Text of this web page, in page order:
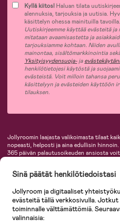
Kyllä kiitos! Haluan tilata
alennuksia, tarjouksia ja uutisia.
käsittelyn ohessa mainituilla tavoilla.
Uutiskirjeemme käyttää evästeitä
mitataan avaamisastetta ja
tarjouksiamme kohtaan. Niiden
mainontaa, sisältömarkkinointia
Yksityisyydensuoja-ja
henkilötietojesi käytöstä ja
evästeistä. Voit milloin tahansa
käsittelyyn ja evästeiden käyttöön
tilauksen.
Jollyroomin laajasta valikoimasta tilaat
nopeasti, helposti ja aina edullisin hinnoin.
365 päivän palautusoikeuden ansiosta
lastentarvikkeita sekä paljon muuta.
KidKraft, Ergobaby, Philips Avent,
Tervetuloa shoppailemaan Pohjoismaiden
verkkokauppaan!
Sinä päätät henkilötiedoistasi
Jollyroom ja digitaaliset
evästeitä tällä verkkosivulla.
toiminnalle välttämättömiä.
valinnaisia: